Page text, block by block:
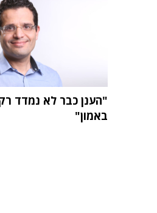
"הענן כבר לא נמדד
באמון"